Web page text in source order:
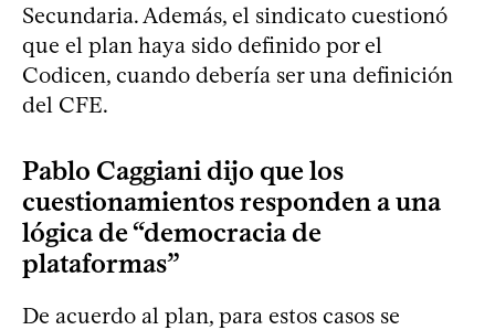
Secundaria. Además, el sindicato cuestionó
que el plan haya sido definido por el
Codicen, cuando debería ser una definición
del CFE.
Pablo Caggiani dijo que los
cuestionamientos responden a una
lógica de “democracia de
plataformas”
De acuerdo al plan, para estos casos se